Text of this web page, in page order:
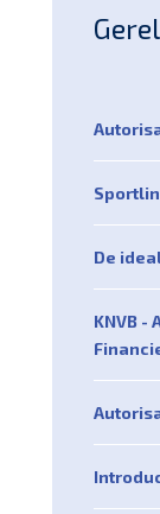
De
KNVB -